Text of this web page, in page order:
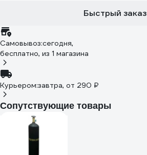
Быстрый заказ
Самовывоз:сегодня,
бесплатно, из 1 магазина
Курьером:завтра, от 290 ₽
Сопутствующие товары